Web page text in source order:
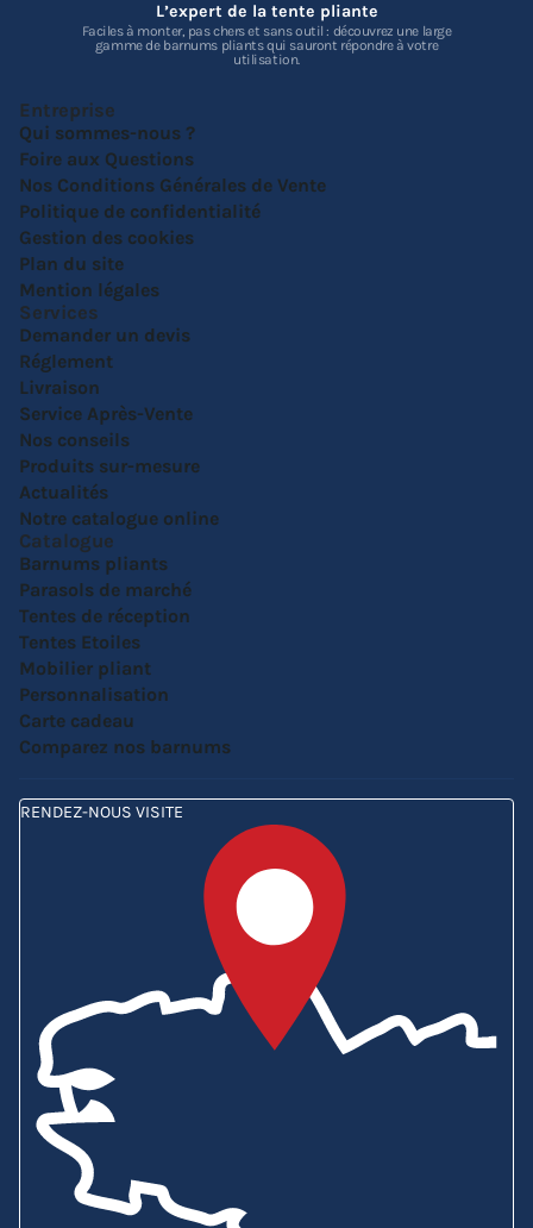
L’expert de la tente pliante
Faciles à monter, pas chers et sans outil : découvrez une large
gamme de barnums pliants qui sauront répondre à votre
utilisation.
Entreprise
Qui sommes-nous ?
Foire aux Questions
Nos Conditions Générales de Vente
Politique de confidentialité
Gestion des cookies
Plan du site
Mention légales
Services
Demander un devis
Réglement
Livraison
Service Après-Vente
Nos conseils
Produits sur-mesure
Actualités
Notre catalogue online
Catalogue
Barnums pliants
Parasols de marché
Tentes de réception
Tentes Etoiles
Mobilier pliant
Personnalisation
Carte cadeau
Comparez nos barnums
RENDEZ-NOUS VISITE